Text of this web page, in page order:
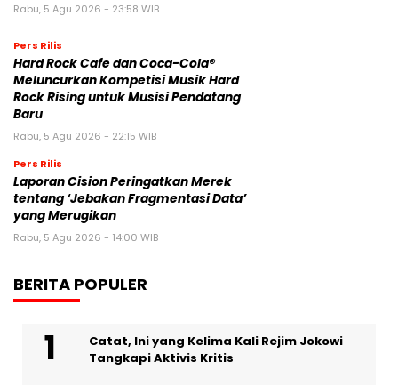
Rabu, 5 Agu 2026 - 23:58 WIB
Pers Rilis
Hard Rock Cafe dan Coca-Cola®
Meluncurkan Kompetisi Musik Hard
Rock Rising untuk Musisi Pendatang
Baru
Rabu, 5 Agu 2026 - 22:15 WIB
Pers Rilis
Laporan Cision Peringatkan Merek
tentang ‘Jebakan Fragmentasi Data’
yang Merugikan
Rabu, 5 Agu 2026 - 14:00 WIB
BERITA POPULER
Catat, Ini yang Kelima Kali Rejim Jokowi
Tangkapi Aktivis Kritis